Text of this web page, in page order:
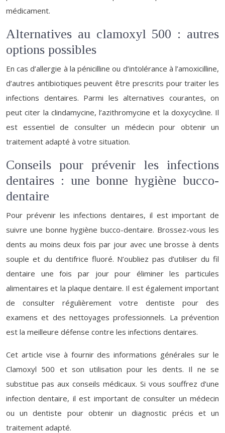
médicament.
Alternatives au clamoxyl 500 : autres
options possibles
En cas d’allergie à la pénicilline ou d’intolérance à l’amoxicilline,
d’autres antibiotiques peuvent être prescrits pour traiter les
infections dentaires. Parmi les alternatives courantes, on
peut citer la clindamycine, l’azithromycine et la doxycycline. Il
est essentiel de consulter un médecin pour obtenir un
traitement adapté à votre situation.
Conseils pour prévenir les infections
dentaires : une bonne hygiène bucco-
dentaire
Pour prévenir les infections dentaires, il est important de
suivre une bonne hygiène bucco-dentaire. Brossez-vous les
dents au moins deux fois par jour avec une brosse à dents
souple et du dentifrice fluoré. N’oubliez pas d’utiliser du fil
dentaire une fois par jour pour éliminer les particules
alimentaires et la plaque dentaire. Il est également important
de consulter régulièrement votre dentiste pour des
examens et des nettoyages professionnels. La prévention
est la meilleure défense contre les infections dentaires.
Cet article vise à fournir des informations générales sur le
Clamoxyl 500 et son utilisation pour les dents. Il ne se
substitue pas aux conseils médicaux. Si vous souffrez d’une
infection dentaire, il est important de consulter un médecin
ou un dentiste pour obtenir un diagnostic précis et un
traitement adapté.